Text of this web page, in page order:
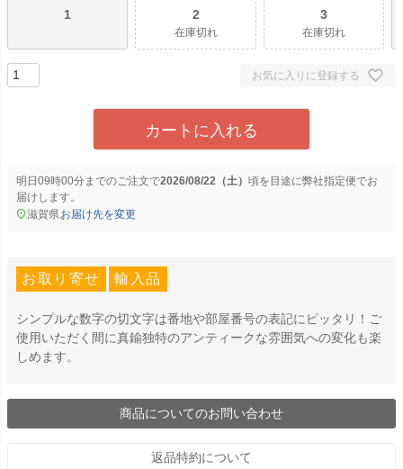
1 2
在庫切れ
3
在庫切れ
お気に入りに登録する
カートに入れる
明日09時00分までのご注文で2026/08/22（土） に弊社指定便でお
届けします。
滋賀県 お届け先を変更
お取り寄せ 輸入品
シンプルな数字の切文字は番地や部屋番号の表記にピッタリ！ご
使用いただく間に真鍮独特のアンティークな雰囲気への変化も楽
しめます。
商品についてのお問い合わせ
返品特約について